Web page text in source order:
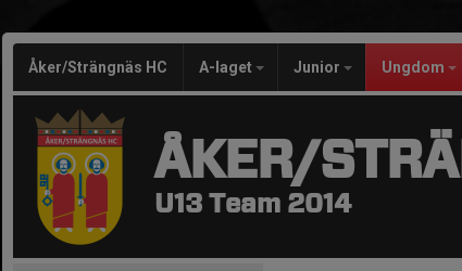
Åker/Strängnäs HC A-laget Junior Ungdom
ÅKER/
U13 Team 2014